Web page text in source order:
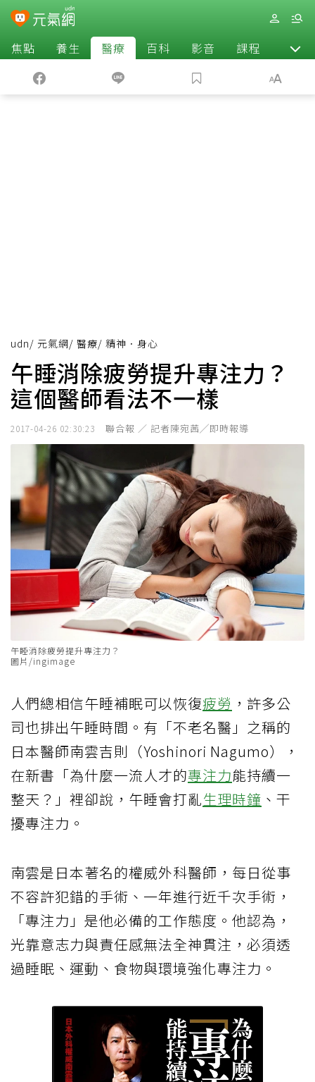
焦點 養生 醫療 百科 影音 課程 退休
udn/ 元氣網/ 醫療/ 精神．身心
午睡消除疲勞提升專注力？
這個醫師看法不一樣
2017-04-26 02:30:23 聯合報 ／ 記者陳宛茜╱即時報導
午睡消除疲勞提升專注力？
圖片/ingimage
人們總相信午睡補眠可以恢復疲勞 ，許多公
司也排出午睡時間。有「不老名醫」之稱的
日本醫師南雲吉則（Yoshinori Nagumo），
在新書「為什麼一流人才的專注力能持續一
整天？」裡卻說，午睡會打亂生理時鐘 、干
擾專注力。
南雲是日本著名的權威外科醫師，每日從事
不容許犯錯的手術、一年進行近千次手術，
「專注力」是他必備的工作態度。他認為，
光靠意志力與責任感無法全神貫注，必須透
過睡眠、運動、食物與環境強化專注力。